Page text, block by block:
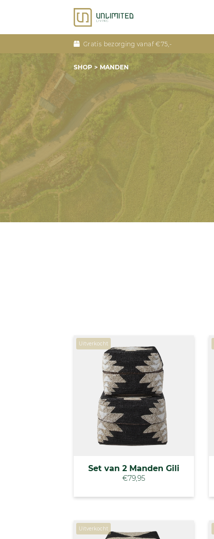
Gratis bezorging vanaf €75,-
SHOP MANDEN
Uitverkocht
Set van 2 Manden Gili
€79,95
Uitverkocht